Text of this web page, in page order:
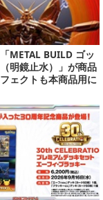
METAL BUILD ゴッ
明鏡止水）」が商品
ェクトも本商品用に
仕様